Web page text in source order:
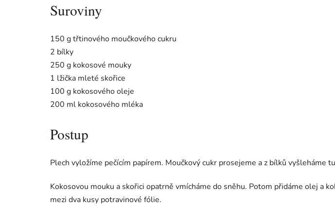
Suroviny
150 g třtinového moučkového cukru
2 bílky
250 g kokosové mouky
1 lžička mleté skořice
100 g kokosového oleje
200 ml kokosového mléka
Postup
Plech vyložíme pečícím papírem. Moučkový cukr prosejeme a z bílků vyšleháme
Kokosovou mouku a skořici opatrně vmícháme do sněhu. Potom přidáme olej a
mezi dva kusy potravinové fólie.